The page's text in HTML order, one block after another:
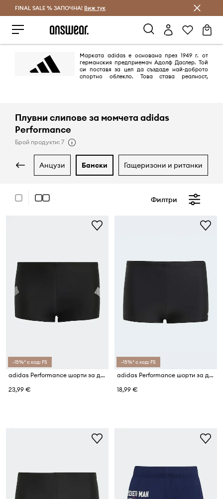
Спестявай с Answear Club
FINAL SALE % ЗАПОЧНА! Виж тук
Марката adidas е основана през 1949 г. от
германския предприемач Адолф Даслер. Той
си поставя за цел да създаде най-доброто
спортно облекло. Това става реалност,
Плувни слипове за момчета adidas
Performance
Брой продукти: 7
анцузи бански гащеризони и ританки
Филтри
-15%* с код: FS
adidas Performance шорти за деца
23,99 €
-15%* с код: FS
adidas Performance шорти за деца
18,99 €